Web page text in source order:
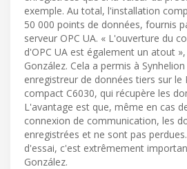
exemple. Au total, l'installation
50 000 points de données, fournis
serveur OPC UA. « L'ouverture du
d'OPC UA est également un atout
González. Cela a permis à
enregistreur de données tiers sur le
compact C6030, qui récupère les
L'avantage est que, même en cas
connexion de communication, les
enregistrées et ne sont pas
d'essai, c'est extrêmement
González.